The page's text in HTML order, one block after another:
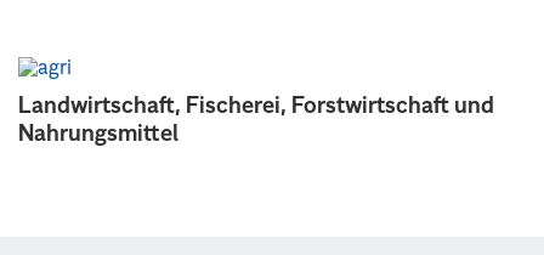
Landwirtschaft, Fischerei, Forstwirtschaft und
Nahrungsmittel